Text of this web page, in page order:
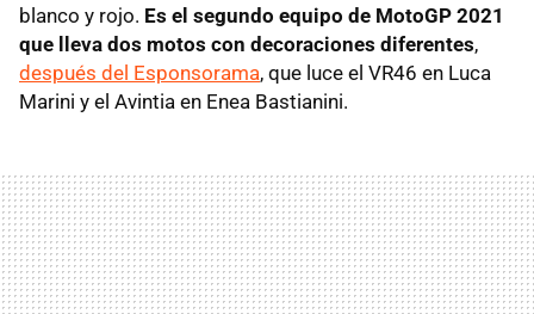
blanco y rojo. Es el segundo equipo de MotoGP 2021
que lleva dos motos con decoraciones diferentes,
después del Esponsorama, que luce el VR46 en Luca
Marini y el Avintia en Enea Bastianini.